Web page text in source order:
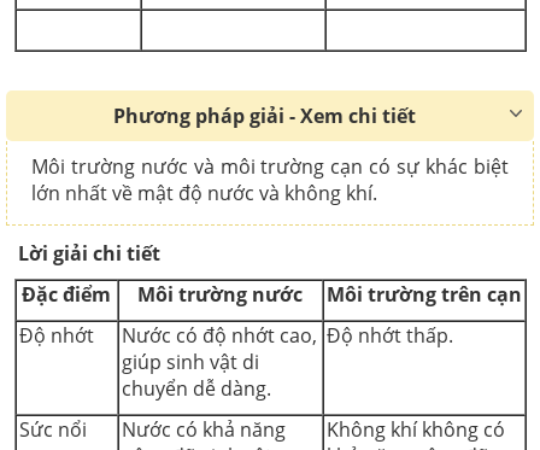
Phương pháp giải - Xem chi tiết
Môi trường nước và môi trường cạn có sự khác biệt
lớn nhất về mật độ nước và không khí.
Lời giải chi tiết
Đặc điểm
Môi trường nước
Môi trường trên cạn
Độ nhớt
Nước có độ nhớt cao,
giúp sinh vật di
chuyển dễ dàng.
Độ nhớt thấp.
Sức nổi
Nước có khả năng
Không khí không có